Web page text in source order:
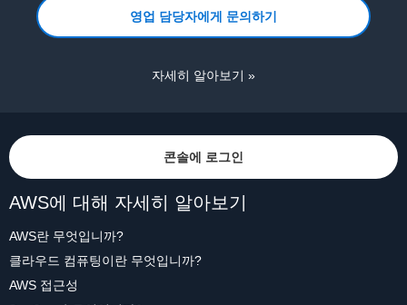
영업 담당자에게 문의하기
자세히 알아보기 »
콘솔에 로그인
AWS에 대해 자세히 알아보기
AWS란 무엇입니까?
클라우드 컴퓨팅이란 무엇입니까?
AWS 접근성